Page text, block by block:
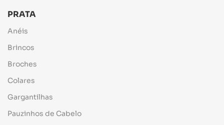
PRATA
Anéis
Brincos
Broches
Colares
Gargantilhas
Pauzinhos de Cabelo